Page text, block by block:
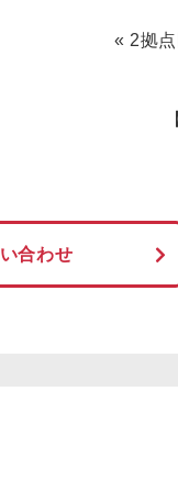
« 2拠
合わせ